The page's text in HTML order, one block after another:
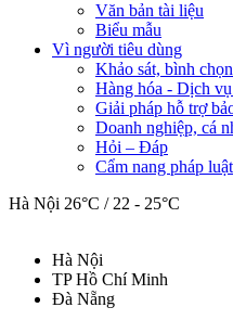
Văn bản tài liệu
Biểu mẫu
Vì người tiêu dùng
Khảo sát, bình
Hàng hóa - Dịch
Giải pháp hỗ trợ
Doanh nghiệp, cá
Hỏi – Đáp
Cẩm nang pháp luật
Hà Nội 26°C / 22 - 25°C
Hà Nội
TP Hồ Chí Minh
Đà Nẵng